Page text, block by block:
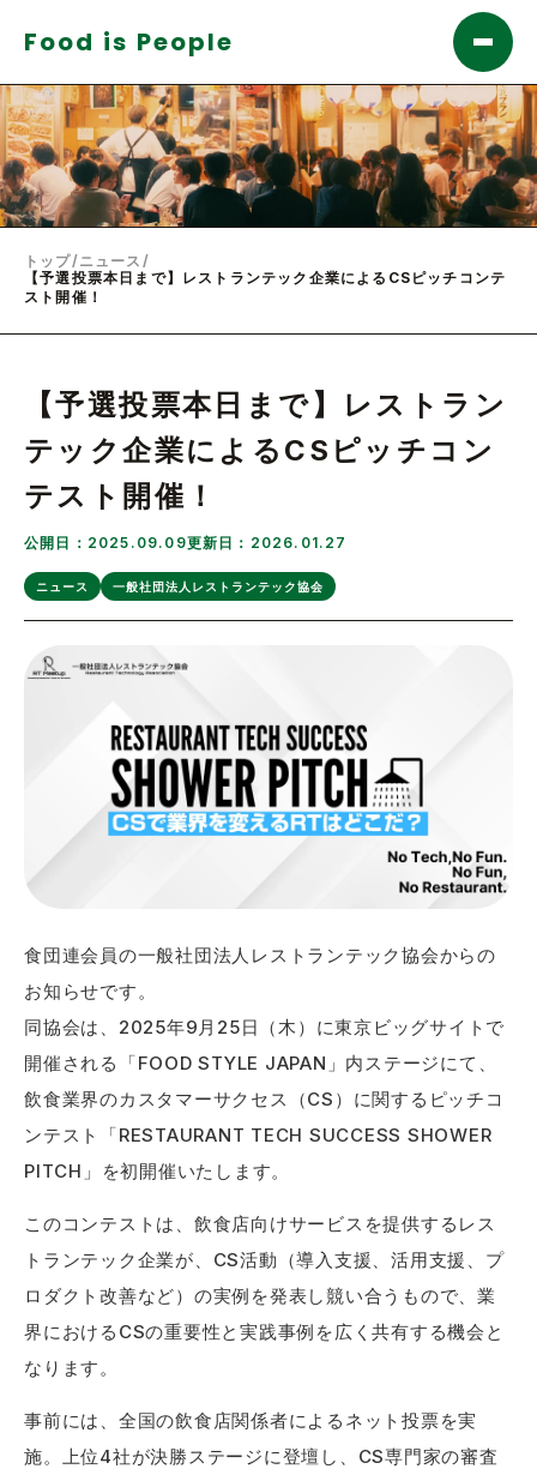
Food is People
トップ/ニュース /
【予選投票本日まで】レストランテック企業によるCSピッチコンテ
スト開催！
【予選投票本日まで】レストラン
テック企業によるCSピッチコン
テスト開催！
公開日：2025.09.09更新日：2026.01.27
ニュース 一般社団法人レストランテック協会
食団連会員の一般社団法人レストランテック協会からの
お知らせです。
同協会は、2025年9月25日（木）に東京ビッグサイトで
開催される「FOOD STYLE JAPAN」内ステージにて、
飲食業界のカスタマーサクセス（CS）に関するピッチコ
ンテスト「RESTAURANT TECH SUCCESS SHOWER
PITCH」を初開催いたします。
このコンテストは、飲食店向けサービスを提供するレス
トランテック企業が、CS活動（導入支援、活用支援、プ
ロダクト改善など）の実例を発表し競い合うもので、業
界におけるCSの重要性と実践事例を広く共有する機会と
なります。
事前には、全国の飲食店関係者によるネット投票を実
施。上位4社が決勝ステージに登壇し、CS専門家の審査